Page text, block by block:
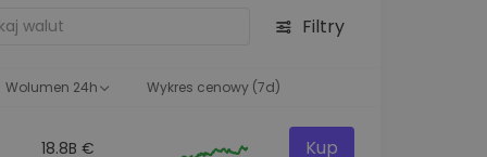
optymalne wyniki
Filtry
Wolumen 24h Wykres cenowy (7d)
18.8B € Kup